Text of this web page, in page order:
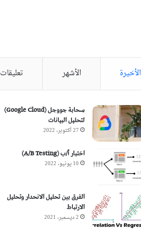
الأخيرة الأشهر تعليقات
سحابة جووجل (Google Cloud)
لتحليل البيانات
27 أكتوبر، 2022
اختبار أ/ب (A/B Testing)
10 يونيو، 2022
الفرق بين تحليل الانحدار وتحليل
الارتباط
2 ديسمبر، 2021